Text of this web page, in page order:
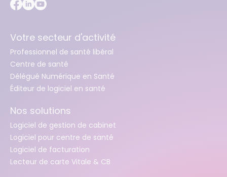
Votre secteur d'activité
Professionnel de santé libéral
Centre de santé
Délégué Numérique en Santé
Éditeur de logiciel en santé
Nos solutions
Logiciel de gestion de cabinet
Logiciel pour centre de santé
Logiciel de facturation
Lecteur de carte Vitale & CB